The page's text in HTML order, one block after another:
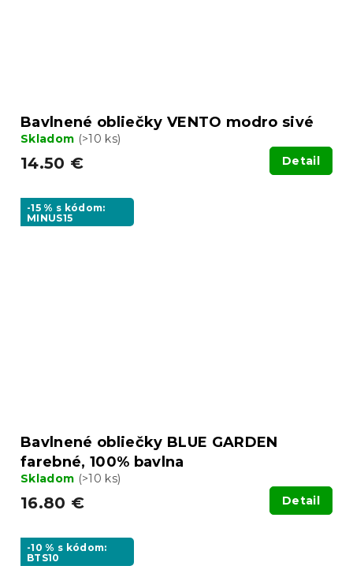
Bavlnené obliečky VENTO modro sivé
Skladom (>10 ks)
14.50 € Detail
-15 % s kódom:
MINUS15
Bavlnené obliečky BLUE GARDEN
farebné, 100% bavlna
Skladom (>10 ks)
16.80 € Detail
-10 % s kódom:
BTS10